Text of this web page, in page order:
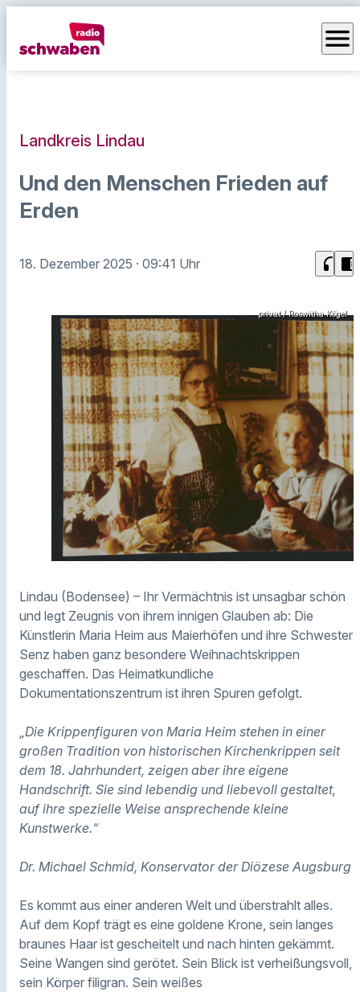
menu
Landkreis Lindau
Und den Menschen Frieden auf
Erden
18. Dezember 2025 · 09:41 Uhr headphones chrome_reader_mode
privat / Roswitha Kögel
Lindau (Bodensee) – Ihr Vermächtnis ist unsagbar schön
und legt Zeugnis von ihrem innigen Glauben ab: Die
Künstlerin Maria Heim aus Maierhöfen und ihre Schwester
Senz haben ganz besondere Weihnachtskrippen
geschaffen. Das Heimatkundliche
Dokumentationszentrum ist ihren Spuren gefolgt.
„Die Krippenfiguren von Maria Heim stehen in einer
großen Tradition von historischen Kirchenkrippen seit
dem 18. Jahrhundert, zeigen aber ihre eigene
Handschrift. Sie sind lebendig und liebevoll gestaltet,
auf ihre spezielle Weise ansprechende kleine
Kunstwerke.“
Dr. Michael Schmid, Konservator der Diözese Augsburg
Es kommt aus einer anderen Welt und überstrahlt alles.
Auf dem Kopf trägt es eine goldene Krone, sein langes
braunes Haar ist gescheitelt und nach hinten gekämmt.
Seine Wangen sind gerötet. Sein Blick ist verheißungsvoll,
sein Körper filigran. Sein weißes